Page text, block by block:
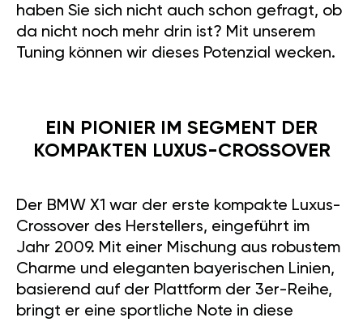
haben Sie sich nicht auch schon gefragt, ob
da nicht noch mehr drin ist? Mit unserem
Tuning können wir dieses Potenzial wecken.
EIN PIONIER IM SEGMENT DER
KOMPAKTEN LUXUS-CROSSOVER
Der BMW X1 war der erste kompakte Luxus-
Crossover des Herstellers, eingeführt im
Jahr 2009. Mit einer Mischung aus robustem
Charme und eleganten bayerischen Linien,
basierend auf der Plattform der 3er-Reihe,
bringt er eine sportliche Note in diese